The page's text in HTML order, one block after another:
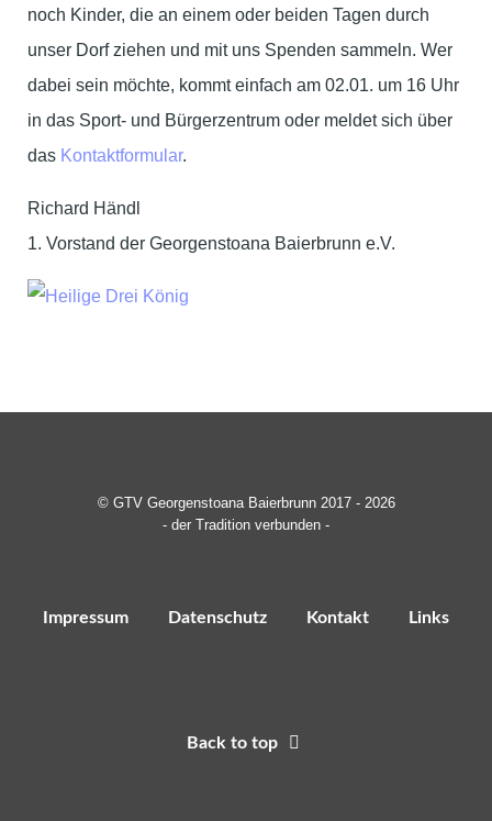
noch Kinder, die an einem oder beiden Tagen durch
unser Dorf ziehen und mit uns Spenden sammeln. Wer
dabei sein möchte, kommt einfach am 02.01. um 16 Uhr
in das Sport- und Bürgerzentrum oder meldet sich über
das Kontaktformular.
Richard Händl
1. Vorstand der Georgenstoana Baierbrunn e.V.
© GTV Georgenstoana Baierbrunn 2017 - 2026
- der Tradition verbunden -
Impressum Datenschutz Kontakt Links
Back to top